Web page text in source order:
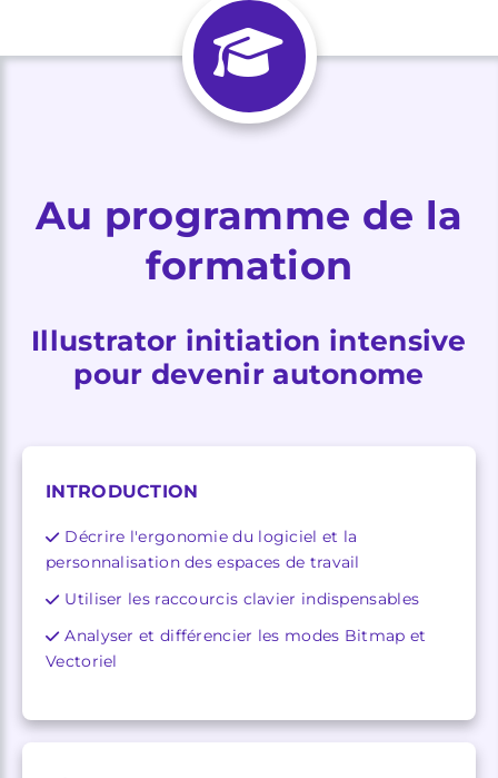
Au programme de la
formation
Illustrator initiation intensive
pour devenir autonome
INTRODUCTION
Décrire l'ergonomie du logiciel et la
personnalisation des espaces de travail
Utiliser les raccourcis clavier indispensables
Analyser et différencier les modes Bitmap et
Vectoriel